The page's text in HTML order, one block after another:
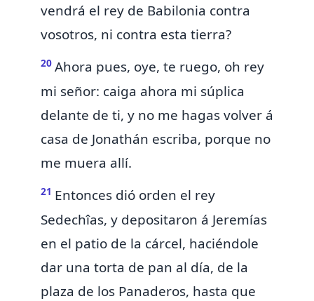
vendrá el rey de Babilonia contra
vosotros, ni contra esta tierra?
20 Ahora pues, oye, te ruego, oh rey
mi señor: caiga ahora mi súplica
delante de ti, y no me hagas volver á
casa de Jonathán escriba, porque no
me muera allí.
21 Entonces dió orden el rey
Sedechîas, y depositaron á Jeremías
en el patio de la cárcel, haciéndole
dar una torta de pan al día, de la
plaza de los Panaderos, hasta que